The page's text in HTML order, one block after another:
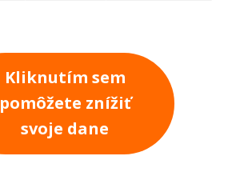
Kliknutím sem
pomôžete znížiť
svoje dane